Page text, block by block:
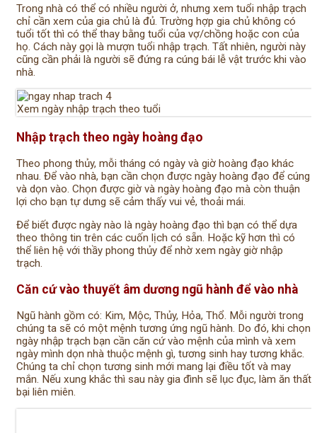
Trong nhà có thể có nhiều người ở, nhưng xem tuổi nhập trạch
chỉ cần xem của gia chủ là đủ. Trường hợp gia chủ không có
tuổi tốt thì có thể thay bằng tuổi của vợ/chồng hoặc con của
họ. Cách này gọi là mượn tuổi nhập trạch. Tất nhiên, người này
cũng cần phải là người sẽ đứng ra cúng bái lễ vật trước khi vào
nhà.
Xem ngày nhập trạch theo tuổi
Nhập trạch theo ngày hoàng đạo
Theo phong thủy, mỗi tháng có ngày và giờ hoàng đạo khác
nhau. Để vào nhà, bạn cần chọn được ngày hoàng đạo để cúng
và dọn vào. Chọn được giờ và ngày hoàng đạo mà còn thuận
lợi cho bạn tự dưng sẽ cảm thấy vui vẻ, thoải mái.
Để biết được ngày nào là ngày hoàng đạo thì bạn có thể dựa
theo thông tin trên các cuốn lịch có sẵn. Hoặc kỹ hơn thì có
thể liên hệ với thầy phong thủy để nhờ xem ngày giờ nhập
trạch.
Căn cứ vào thuyết âm dương ngũ hành để vào nhà
Ngũ hành gồm có: Kim, Mộc, Thủy, Hỏa, Thổ. Mỗi người trong
chúng ta sẽ có một mệnh tương ứng ngũ hành. Do đó, khi chọn
ngày nhập trạch bạn cần căn cứ vào mệnh của mình và xem
ngày mình dọn nhà thuộc mệnh gì, tương sinh hay tương khắc.
Chúng ta chỉ chọn tương sinh mới mang lại điều tốt và may
mắn. Nếu xung khắc thì sau này gia đình sẽ lục đục, làm ăn thất
bại liên miên.